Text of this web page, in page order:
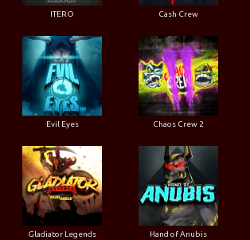
ITERO Cash Crew
Evil Eyes Chaos Crew 2
Gladiator Legends Hand of Anubis